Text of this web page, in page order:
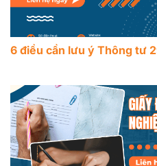
6 điều cần lưu ý Thông tư